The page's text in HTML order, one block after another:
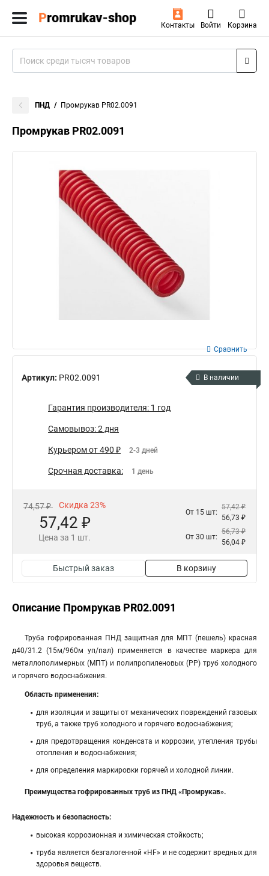
Контакты Войти Корзина
ПНД Промрукав PR02.0091
Промрукав PR02.0091
Артикул: PR02.0091
Сравнить
В наличии
Гарантия производителя: 1 год
Самовывоз: 2 дня
Курьером от 490 ₽ 2-3 дней
Срочная доставка: 1 день
74,57 ₽ Скидка 23%
57,42 ₽
Цена за 1 шт.
От 15 шт:
57,42 ₽
56,73 ₽
От 30 шт:
56,73 ₽
56,04 ₽
Быстрый заказ В корзину
Описание Промрукав PR02.0091
Труба гофрированная ПНД защитная для МПТ (пешель) красная
д40/31.2 (15м/960м уп/пал) применяется в качестве маркера для
металлополимерных (МПТ) и полипропиленовых (PP) труб холодного
и горячего водоснабжения.
Область применения:
для изоляции и защиты от механических повреждений газовых
труб, а также труб холодного и горячего водоснабжения;
для предотвращения конденсата и коррозии, утепления трубы
отопления и водоснабжения;
для определения маркировки горячей и холодной линии.
Преимущества гофрированных труб из ПНД «Промрукав».
Надежность и безопасность:
высокая коррозионная и химическая стойкость;
труба является безгалогенной «HF» и не содержит вредных для
здоровья веществ.